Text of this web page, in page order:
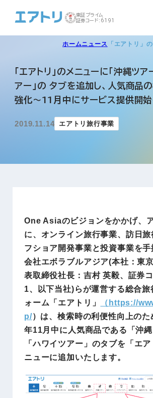
東証プライム
証券コード:6191
ホームニュース 「エアトリ」
「エアトリ」のメニューに「沖縄ツア
アー」の タブを追加し、人気商品
強化～11月中にサービス提供開始
2019.11.14 エアトリ旅行事業
One Asiaのビジョンをかかげ、
に、オンライン旅行事業、訪日
フショア開発事業と投資事業を
会社エボラブルアジア(本社：東
表取締役社長：吉村 英毅、証券
1、以下当社)らが運営する総合旅
ォーム「エアトリ」
（https://
p/）は、検索時の利便性向上の
年11月中に人気商品である「沖
「ハワイツアー」のタブを「エ
ニューに追加いたします。